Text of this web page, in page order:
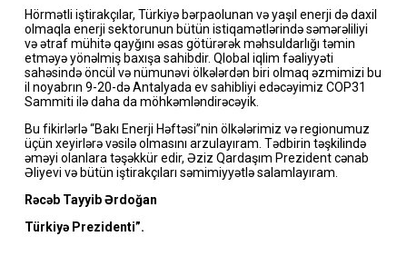
Hörmətli iştirakçılar, Türkiyə bərpaolunan və yaşıl enerji də daxil
olmaqla enerji sektorunun bütün istiqamətlərində səmərəliliyi
və ətraf mühitə qayğını əsas götürərək məhsuldarlığı təmin
etməyə yönəlmiş baxışa sahibdir. Qlobal iqlim fəaliyyəti
sahəsində öncül və nümunəvi ölkələrdən biri olmaq əzmimizi bu
il noyabrın 9-20-də Antalyada ev sahibliyi edəcəyimiz COP31
Sammiti ilə daha da möhkəmləndirəcəyik.
Bu fikirlərlə “Bakı Enerji Həftəsi”nin ölkələrimiz və regionumuz
üçün xeyirlərə vəsilə olmasını arzulayıram. Tədbirin təşkilində
əməyi olanlara təşəkkür edir, Əziz Qardaşım Prezident cənab
Əliyevi və bütün iştirakçıları səmimiyyətlə salamlayıram.
Rəcəb Tayyib Ərdoğan
Türkiyə Prezidenti”.